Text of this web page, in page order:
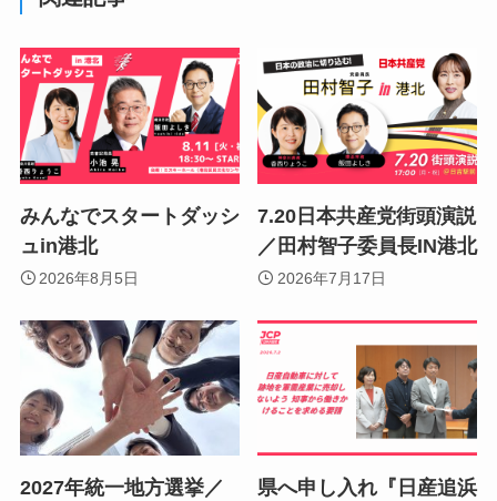
みんなでスタートダッシ
ュin港北
2026年8月5日
7.20日本共産党街頭演説
／田村智子委員長IN港北
2026年7月17日
2027年統一地方選挙／
県へ申し入れ『日産追浜